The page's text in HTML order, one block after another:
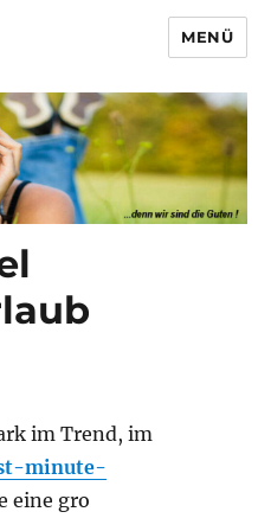
MENÜ
im Trend, im
minute-
eine gro